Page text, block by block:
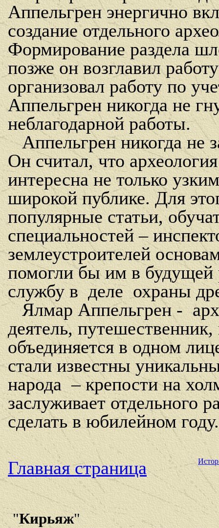
Аппельгрен энергично
создание отдельного
Формирование раздела
позже он возглавил
организовал работу по
Аппельгрен никогда не
неблагодарной работы.
Аппельгрен никогда не
Он считал, что
интересна не только
широкой публике. Для
популярные статьи,
специальностей –
землеустроителей
помогли бы им в
службу в деле охраны
Ялмар Аппельгрен -
деятель, путешественник,
объединяется в одном
стали известны
народа – крепости на
заслуживает отдельного
сделать в юбилейном году.
Главная страница
"Кирьяж"